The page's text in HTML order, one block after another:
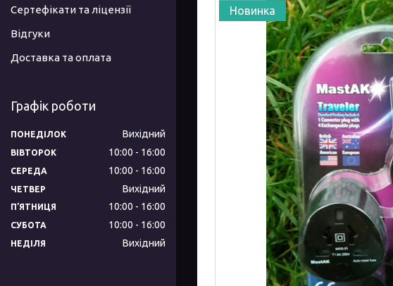
Новинка
Сертефікати та ліцензії
Відгуки
Доставка та оплата
Графік роботи
ПОНЕДІЛОК Вихідний
ВІВТОРОК 10:00 16:00
СЕРЕДА 10:00 16:00
ЧЕТВЕР Вихідний
ПʼЯТНИЦЯ 10:00 16:00
СУБОТА 10:00 16:00
НЕДІЛЯ Вихідний